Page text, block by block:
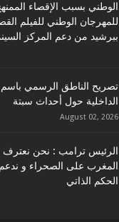
الوطني بسبب الإقصاء
للمهرجان الوطني للفيلم
ببرشيد من دعم المركز
تصريح الناطق الرسمي باسم
الداخلية حول أحداث سبتة
August 02, 2026
الرئيس ترامب : نحن نعترف
المغرب على الصحراء و
الحكم الذاتي